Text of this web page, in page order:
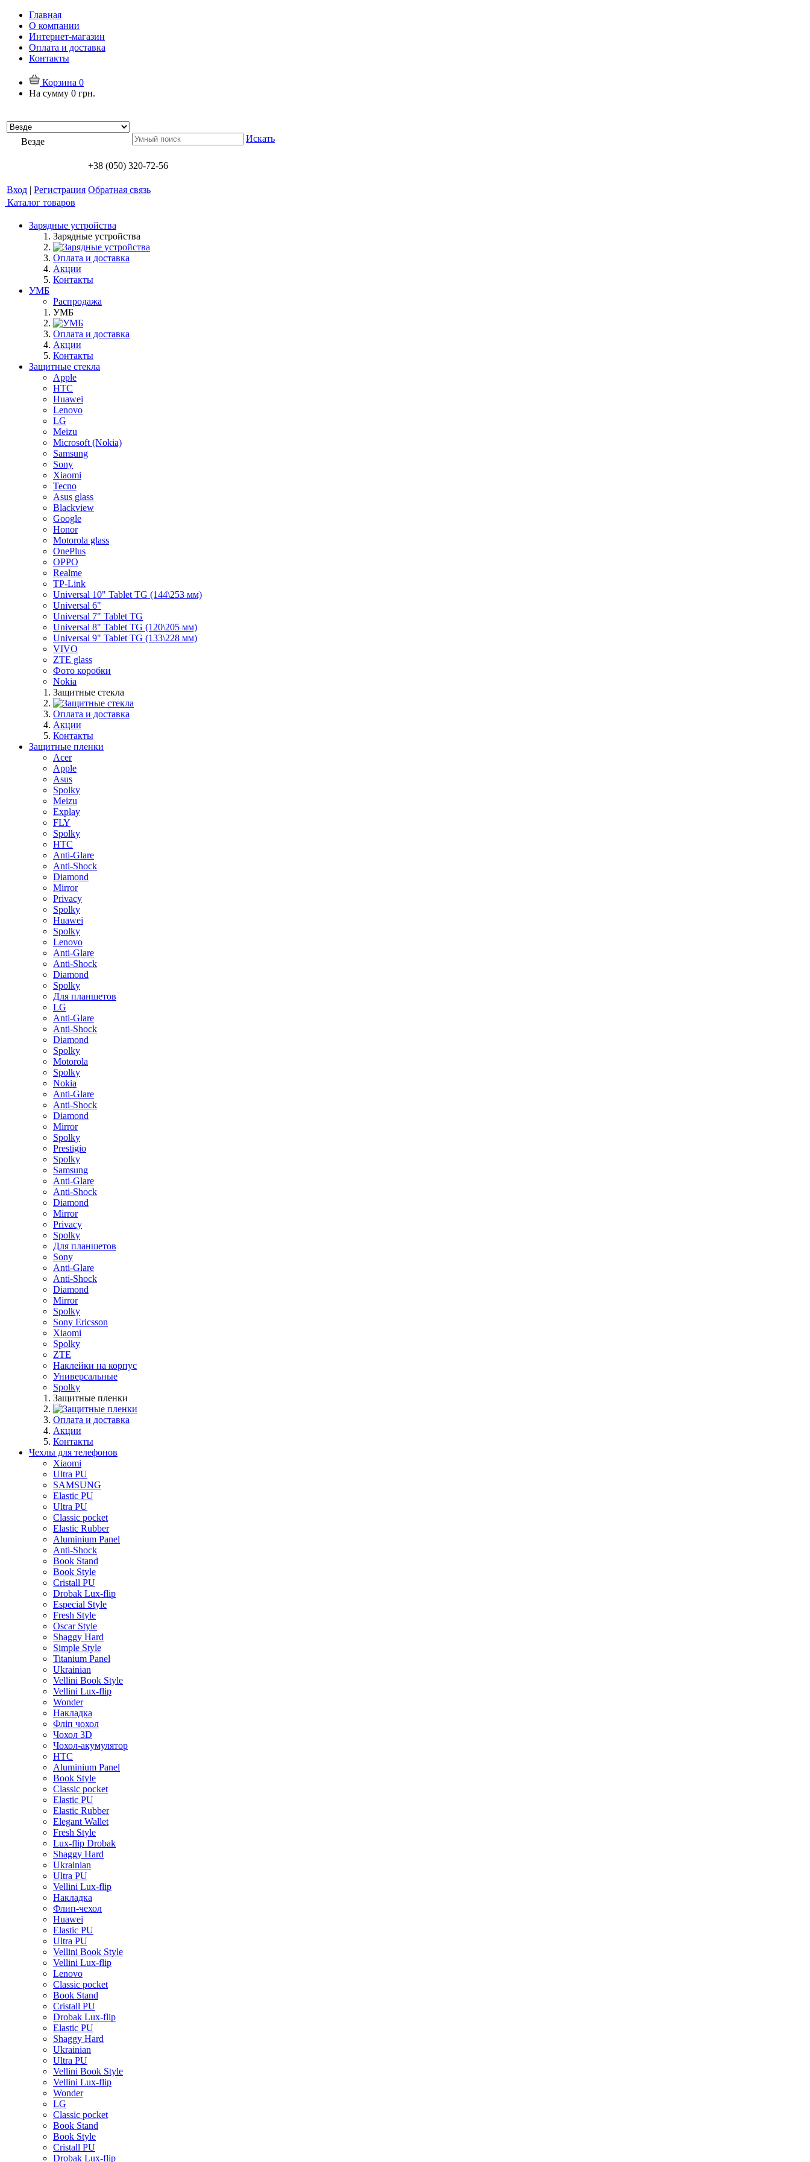
Главная
О компании
Интернет-магазин
Оплата и доставка
Контакты
Корзина 0
На сумму 0 грн.
Везде Искать
+38 (050) 320-72-56
Вход | Регистрация Обратная связь
Каталог товаров
Зарядные устройства
Зарядные устройства
Оплата и доставка
Акции
Контакты
УМБ
Распродажа
УМБ
Оплата и доставка
Акции
Контакты
Защитные стекла
Apple
HTC
Huawei
Lenovo
LG
Meizu
Microsoft (Nokia)
Samsung
Sony
Xiaomi
Tecno
Asus glass
Blackview
Google
Honor
Motorola glass
OnePlus
OPPO
Realme
TP-Link
Universal 10" Tablet TG (144\253 мм)
Universal 6"
Universal 7" Tablet TG
Universal 8" Tablet TG (120\205 мм)
Universal 9" Tablet TG (133\228 мм)
VIVO
ZTE glass
Фото коробки
Nokia
Защитные стекла
Оплата и доставка
Акции
Контакты
Защитные пленки
Acer
Apple
Asus
Spolky
Meizu
Explay
FLY
Spolky
HTC
Anti-Glare
Anti-Shock
Diamond
Mirror
Privacy
Spolky
Huawei
Spolky
Lenovo
Anti-Glare
Anti-Shock
Diamond
Spolky
Для планшетов
LG
Anti-Glare
Anti-Shock
Diamond
Spolky
Motorola
Spolky
Nokia
Anti-Glare
Anti-Shock
Diamond
Mirror
Spolky
Prestigio
Spolky
Samsung
Anti-Glare
Anti-Shock
Diamond
Mirror
Privacy
Spolky
Для планшетов
Sony
Anti-Glare
Anti-Shock
Diamond
Mirror
Spolky
Sony Ericsson
Xiaomi
Spolky
ZTE
Наклейки на корпус
Универсальные
Spolky
Защитные пленки
Оплата и доставка
Акции
Контакты
Чехлы для телефонов
Xiaomi
Ultra PU
SAMSUNG
Elastic PU
Ultra PU
Classic pocket
Elastic Rubber
Aluminium Panel
Anti-Shock
Book Stand
Book Style
Cristall PU
Drobak Lux-flip
Especial Style
Fresh Style
Oscar Style
Shaggy Hard
Simple Style
Titanium Panel
Ukrainian
Vellini Book Style
Vellini Lux-flip
Wonder
Накладка
Фліп чохол
Чохол 3D
Чохол-акумулятор
HTC
Aluminium Panel
Book Style
Classic pocket
Elastic PU
Elastic Rubber
Elegant Wallet
Fresh Style
Lux-flip Drobak
Shaggy Hard
Ukrainian
Ultra PU
Vellini Lux-flip
Накладка
Флип-чехол
Huawei
Elastic PU
Ultra PU
Vellini Book Style
Vellini Lux-flip
Lenovo
Classic pocket
Book Stand
Cristall PU
Drobak Lux-flip
Elastic PU
Shaggy Hard
Ukrainian
Ultra PU
Vellini Book Style
Vellini Lux-flip
Wonder
LG
Classic pocket
Book Stand
Book Style
Cristall PU
Drobak Lux-flip